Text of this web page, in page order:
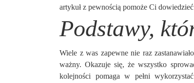
artykuł z pewnością pomoże Ci
Podstawy,
Wiele z was zapewne nie raz
ważny. Okazuje się, że wszystko
kolejności pomaga w pełni